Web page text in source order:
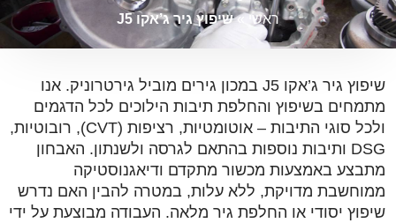
ראשי»שיפוץ גיר ג’אקו J5
שיפוץ גיר ג’אקו J5 במכון גירים מוביל גירטרוניק. אנו
מתמחים בשיפוץ והחלפת תיבות הילוכים לכל הדגמים
ולכל סוגי התיבות – אוטומטיות, רציפות (CVT), רובוטיות,
DSG ותיבות נוספות בהתאם לגרסה ולשנתון. האבחון
מתבצע באמצעות מכשור מתקדם ודיאגנוסטיקה
ממוחשבת מדויקת, ללא עלות, במטרה להבין האם נדרש
שיפוץ יסודי או החלפת גיר מלאה. העבודה מבוצעת על ידי